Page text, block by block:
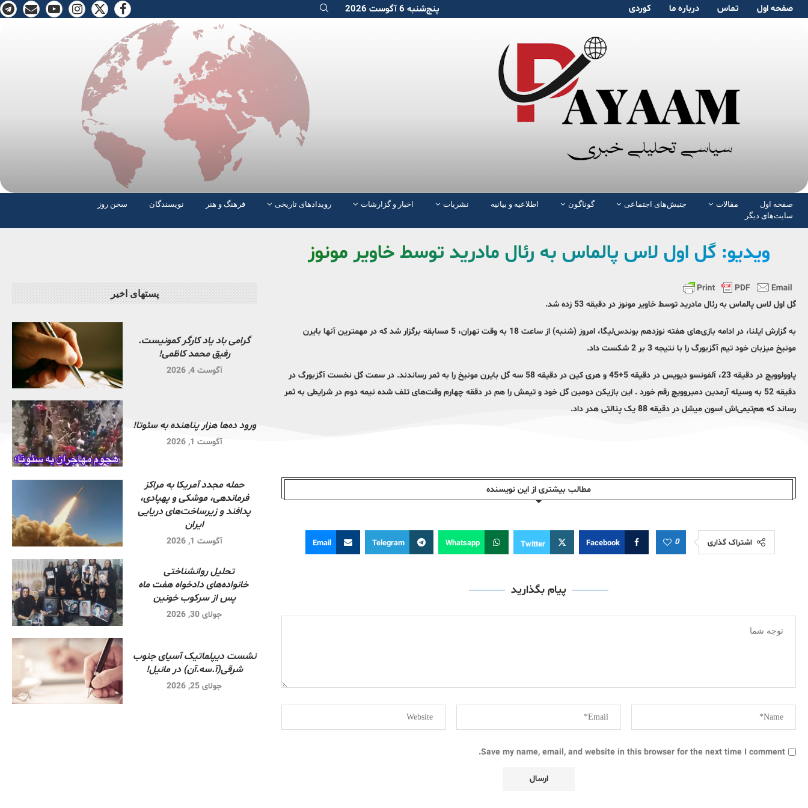
صفحە اول تماس دربارە ما کوردی پنج‌شنبه 6 آگوست 2026
صفحە اول مقالات جنبش‌های اجتماعی گوناگون اطلاعیه و بیانیه نشریات اخبار و گزارشات رویدادهای تاریخی فرهنگ و هنر نویسندگان
سخن روز
سایت‌های دیگر
ویدیو: گل اول لاس پالماس به رئال مادرید توسط خاویر مونوز
گل اول لاس پالماس به رئال مادرید توسط خاویر مونوز در دقیقه 53 زده شد.
به گزارش ایلنا، در ادامه بازی‌‌های هفته نوزدهم بوندس‌لیگا، امروز (شنبه) از ساعت 18 به وقت تهران، 5 مسابقه برگزار شد که در مهمترین آنها بایرن
مونیخ میزبان خود تیم آگزبورگ را با نتیجه 3 بر 2 شکست داد.
پاوولوویچ در دقیقه 23، آلفونسو دیویس در دقیقه 5+45 و هری کین در دقیقه 58 سه گل بایرن مونیخ را به ثمر رساندند. در سمت گل نخست آگزبورگ در
دقیقه 52 به وسیله آرمدین دمیروویچ رقم خورد . این بازیکن دومین گل خود و تیمش را هم در دققه چهارم وقت‌های تلف شده نیمه دوم در شرایطی به ثمر
رساند که هم‌تیمی‌اش اسون میشل در دقیقه 88 یک پنالتی هدر داد.
مطالب بیشتری از این نویسندە
اشتراک گذاری 0
Facebook
Twitter
Whatsapp
Telegram
Email
پیام بگذارید
Save my name, email, and website in this browser for the next time I comment.
پستهای اخیر
گرامی باد یاد کارگر کمونیست.
رفیق محمد کاظمی!
آگوست 4, 2026
ورود ده‌ها هزار پناهنده به سئوتا!
آگوست 1, 2026
حمله مجدد آمریکا به مراکز
فرماندهی، موشکی و پهپادی،
پدافند و زیرساخت‌های دریایی
ایران
آگوست 1, 2026
تحلیل روانشناختی
خانواده‌های دادخواه هفت ماه
پس از سرکوب خونین
جولای 30, 2026
نشست دیپلماتیک آسیای جنوب
شرقی‌(آ.سه.آن) در مانیل!
جولای 25, 2026